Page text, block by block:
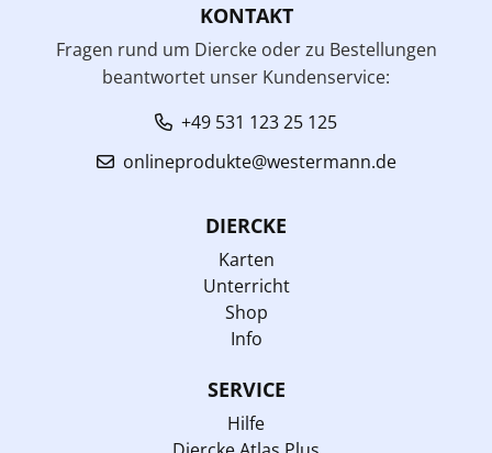
KONTAKT
Fragen rund um Diercke oder zu Bestellungen
beantwortet unser Kundenservice:
+49 531 123 25 125
onlineprodukte@westermann.de
DIERCKE
Karten
Unterricht
Shop
Info
SERVICE
Hilfe